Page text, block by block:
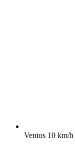
Ventos 10 km/h